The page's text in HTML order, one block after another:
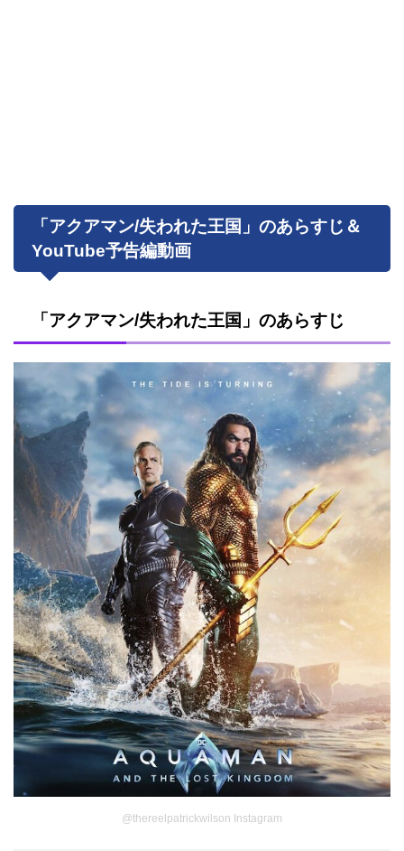
「アクアマン/失われた王国」のあらすじ＆
YouTube予告編動画
「アクアマン/失われた王国」のあらすじ
@thereelpatrickwilson Instagram